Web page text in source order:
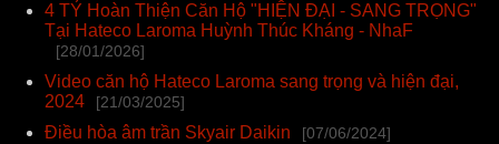
4 TỶ Hoàn Thiện Căn Hộ "HIỆN ĐẠI - SANG TRỌNG"
Tại Hateco Laroma Huỳnh Thúc Kháng - NhaF
[28/01/2026]
Video căn hộ Hateco Laroma sang trọng và hiện đại,
2024
[21/03/2025]
Điều hòa âm trần Skyair Daikin [07/06/2024]